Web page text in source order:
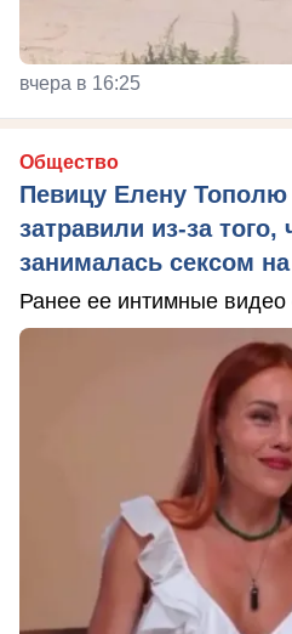
вчера в 16:25
Общество
Певицу Елену
затравили из-за того,
занималась сексом
Ранее ее интимные видео